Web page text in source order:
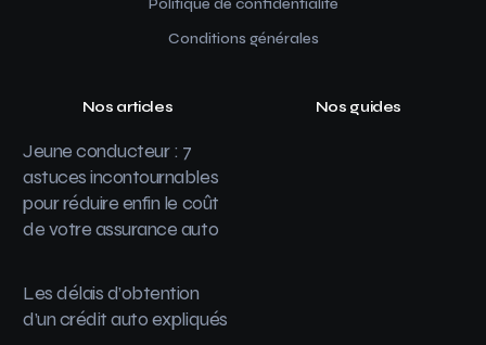
Politique de confidentialité
Conditions générales
Nos articles
Jeune conducteur : 7
astuces incontournables
pour réduire enfin le coût
de votre assurance auto
Les délais d’obtention
d’un crédit auto expliqués
Nos guides